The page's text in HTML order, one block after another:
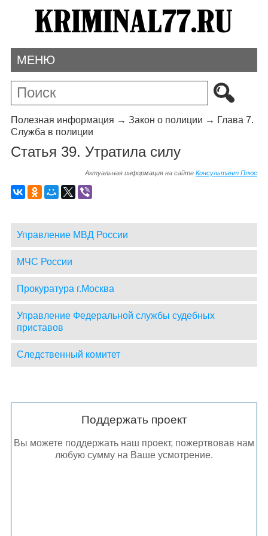
МЕНЮ
Полезная информация → Закон о полиции → Глава 7.
Служба в полиции
Статья 39. Утратила силу
Актуальная информация на сайтеКонсультант Плюс
Управление МВД России
МЧС России
Прокуратура г.Москва
Управление Федеральной службы судебных
приставов
Следственный комитет
Поддержать проект
Вы можете поддержать наш проект, пожертвовав нам
любую сумму на Ваше усмотрение.